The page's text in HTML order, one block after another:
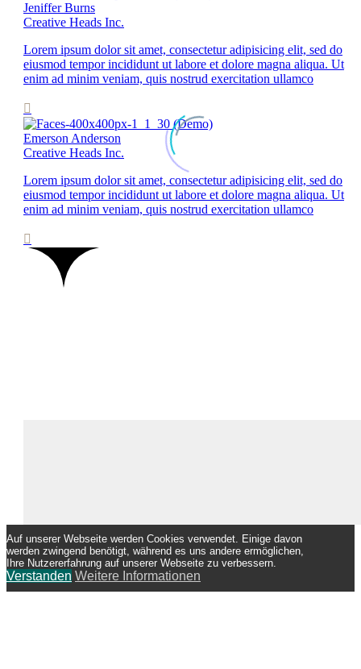
Jeniffer Burns
Creative Heads Inc.
Lorem ipsum dolor sit amet, consectetur adipisicing elit, sed do
eiusmod tempor incididunt ut labore et dolore magna aliqua. Ut
enim ad minim veniam, quis nostrud exercitation ullamco

Emerson Anderson
Creative Heads Inc.
Lorem ipsum dolor sit amet, consectetur adipisicing elit, sed do
eiusmod tempor incididunt ut labore et dolore magna aliqua. Ut
enim ad minim veniam, quis nostrud exercitation ullamco

Auf unserer Webseite werden Cookies verwendet. Einige davon
werden zwingend benötigt, während es uns andere ermöglichen,
Ihre Nutzererfahrung auf unserer Webseite zu verbessern.
Verstanden Weitere Informationen